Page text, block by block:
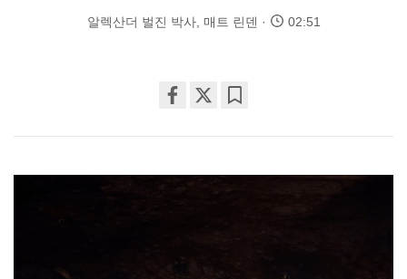
알렉산더 벌진 박사, 매트 린덴 02:51
on